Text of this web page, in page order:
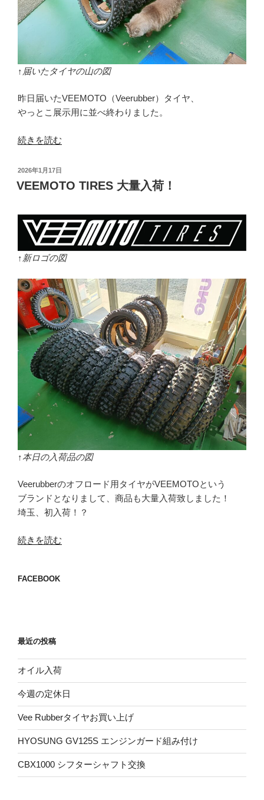
↑届いたタイヤの山の図
昨日届いたVEEMOTO（Veerubber）タイヤ、
やっとこ展示用に並べ終わりました。
“VEEMOTO
イ
ヤ
完
の
続きを読む
投
稿
日:
2026年1月17日
VEEMOTO TIRES 大量入荷！
↑新ロゴの図
↑本日の入荷品の図
Veerubberのオフロード用タイヤがVEEMOTOという
ブランドとなりまして、商品も大量入荷致しました！
埼玉、初入荷！？
“VEEMOTO
量
続きを読む
FACEBOOK
最近の投稿
オイル入荷
今週の定休日
Vee Rubberタイヤお買い上げ
HYOSUNG GV125S エンジンガード組み付け
CBX1000 シフターシャフト交換